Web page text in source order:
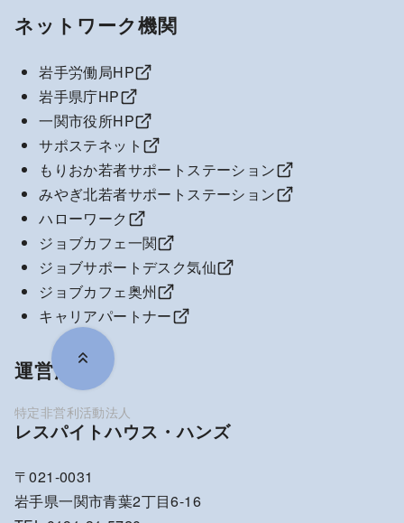
ネットワーク機関
岩手労働局HP
岩手県庁HP
一関市役所HP
サポステネット
もりおか若者サポートステーション
みやぎ北若者サポートステーション
ハローワーク
ジョブカフェ一関
ジョブサポートデスク気仙
ジョブカフェ奥州
キャリアパートナー
運営法人
レスパイトハウス・ハンズ
〒021-0031
岩手県一関市青葉2丁目6-16